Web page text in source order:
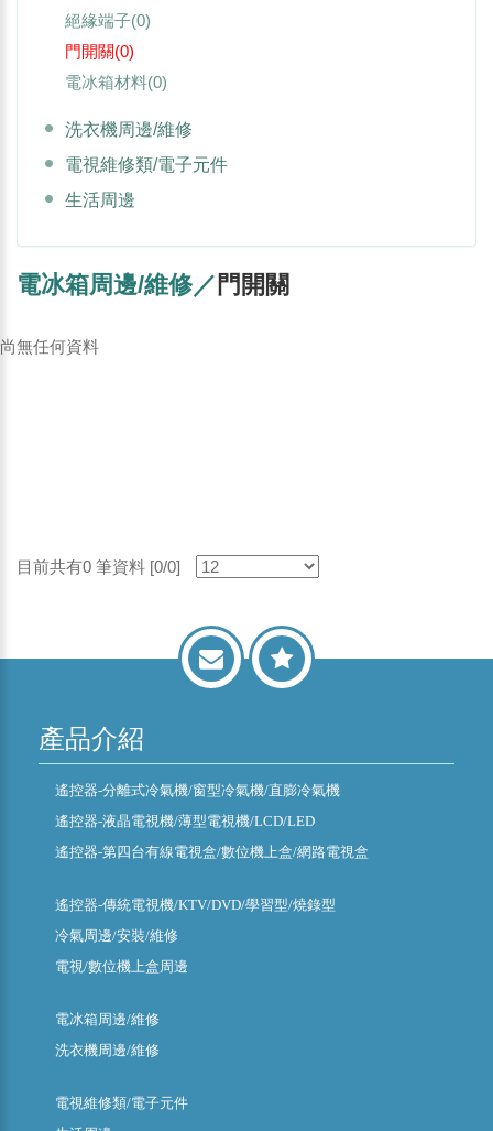
絕緣端子(0)
門開關(0)
電冰箱材料(0)
洗衣機周邊/維修
電視維修類/電子元件
生活周邊
電冰箱周邊/維修／ 門開關
尚無任何資料
目前共有0 筆資料 [0/0]
產品介紹
遙控器-分離式冷氣機/窗型冷氣機/直膨冷氣機
遙控器-液晶電視機/薄型電視機/LCD/LED
遙控器-第四台有線電視盒/數位機上盒/網路電視盒
遙控器-傳統電視機/KTV/DVD/學習型/燒錄型
冷氣周邊/安裝/維修
電視/數位機上盒周邊
電冰箱周邊/維修
洗衣機周邊/維修
電視維修類/電子元件